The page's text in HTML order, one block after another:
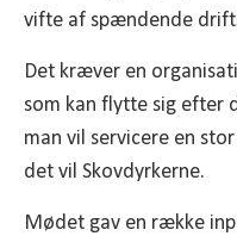
vifte af spændende
Det kræver en
som kan flytte sig efter
man vil servicere en
det vil Skovdyrkerne.
Mødet gav en række